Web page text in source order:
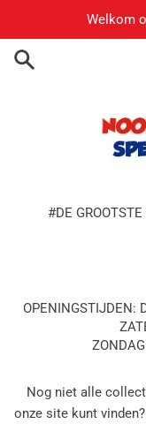
content
Welkom
#DE
OPENINGSTIJDEN:
Nog niet alle
onze site kunt